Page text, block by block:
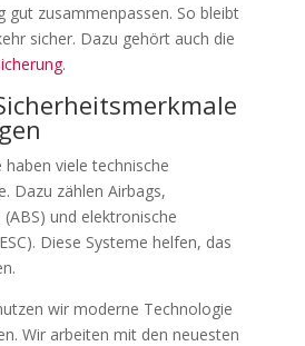
gut zusammenpassen. So bleibt
sicher. Dazu gehört auch die
.
viele technische
Dazu zählen Airbags,
und elektronische
Diese Systeme helfen, das
wir moderne Technologie
Wir arbeiten mit den neuesten